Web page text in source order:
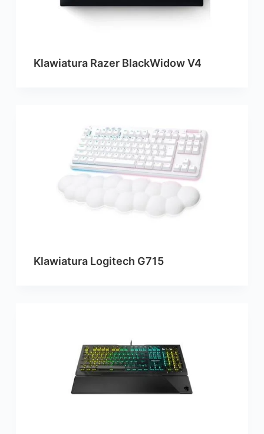
Klawiatura Razer BlackWidow V4
Klawiatura Logitech G715